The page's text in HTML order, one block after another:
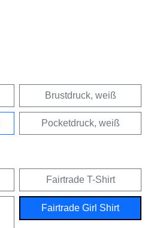
Brustdruck, weiß
Pocketdruck, weiß
Fairtrade T-Shirt
Fairtrade Girl Shirt